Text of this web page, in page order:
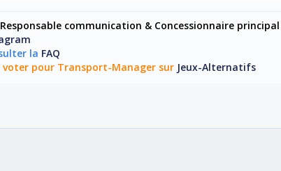
communication & Concessionnaire principal
la FAQ
voter pour Transport-Manager sur Jeux-Alternatifs